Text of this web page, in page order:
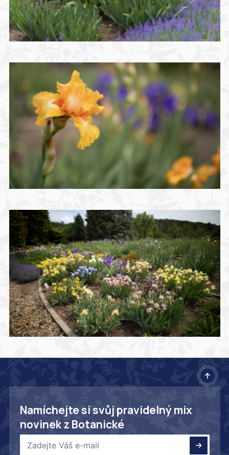
Namíchejte si svůj pravidelný mix
novinek z Botanické